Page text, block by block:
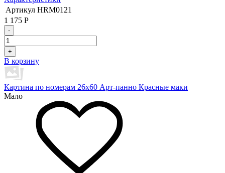
Артикул HRM0121
1 175 Р
-
+
В корзину
Картина по номерам 26х60 Арт-панно Красные маки
Мало